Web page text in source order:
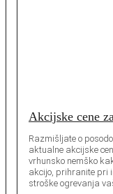
Akcijske cene
Razmišljate o
aktualne akcijske
vrhunsko nemško
akcijo, prihranite pri
stroške ogrevanja